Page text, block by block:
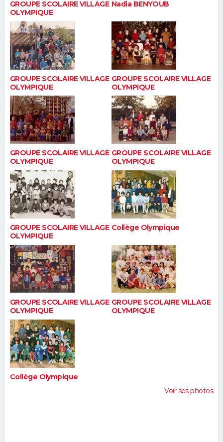
GROUPE SCOLAIRE VILLAGE
OLYMPIQUE
Nadia BENYOUB
GROUPE SCOLAIRE VILLAGE
OLYMPIQUE
GROUPE SCOLAIRE VILLAGE
OLYMPIQUE
GROUPE SCOLAIRE VILLAGE
OLYMPIQUE
GROUPE SCOLAIRE VILLAGE
OLYMPIQUE
GROUPE SCOLAIRE VILLAGE
OLYMPIQUE
Collège Olympique
GROUPE SCOLAIRE VILLAGE
OLYMPIQUE
GROUPE SCOLAIRE VILLAGE
OLYMPIQUE
Collège Olympique
Voir ses photos